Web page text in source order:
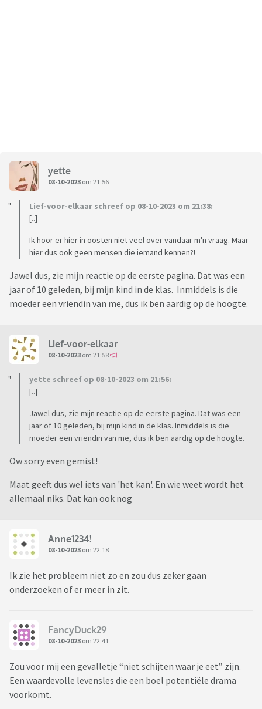
yette
08-10-2023 om 21:56
Lief-voor-elkaar schreef op 08-10-2023 om 21:38:
[..]
Ik hoor er hier in oosten niet veel over vandaar m'n vraag. Maar
hier dus ook geen mensen die iemand kennen?!
Jawel dus, zie mijn reactie op de eerste pagina. Dat was een
jaar of 10 geleden, bij mijn kind in de klas. Inmiddels is die
moeder een vriendin van me, dus ik ben aardig op de hoogte.
Lief-voor-elkaar
08-10-2023 om 21:58
yette schreef op 08-10-2023 om 21:56:
[..]
Jawel dus, zie mijn reactie op de eerste pagina. Dat was een
jaar of 10 geleden, bij mijn kind in de klas. Inmiddels is die
moeder een vriendin van me, dus ik ben aardig op de hoogte.
Ow sorry even gemist!
Maat geeft dus wel iets van 'het kan'. En wie weet wordt het
allemaal niks. Dat kan ook nog
Anne1234!
08-10-2023 om 22:18
Ik zie het probleem niet zo en zou dus zeker gaan
onderzoeken of er meer in zit.
FancyDuck29
08-10-2023 om 22:41
Zou voor mij een gevalletje “niet schijten waar je eet” zijn.
Een waardevolle levensles die een boel potentiële drama
voorkomt.